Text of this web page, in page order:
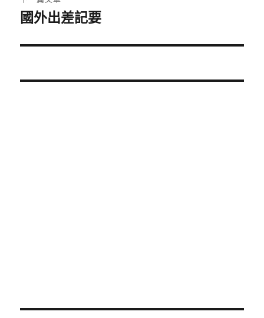
章:
下
篇
章:
國外出差記要